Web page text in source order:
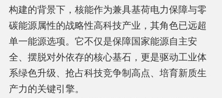
构建的背景下，核能作为兼具基荷电力保障与零
碳能源属性的战略性高科技产业，其角色已远超
单一能源选项。它不仅是保障国家能源自主安
全、摆脱对外依存的核心基石，更是驱动工业体
系绿色升级、抢占科技竞争制高点、培育新质生
产力的关键引擎。